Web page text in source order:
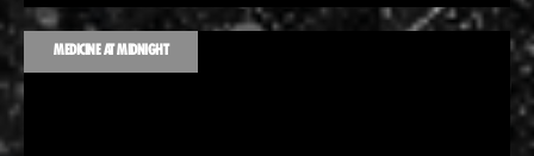
MEDICINE AT MIDNIGHT